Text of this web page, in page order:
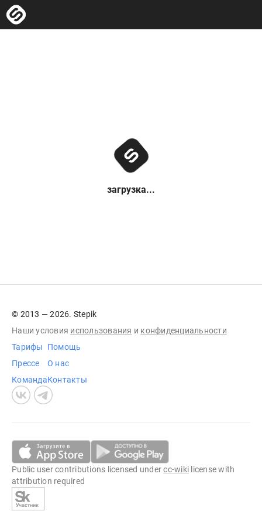
загрузка...
© 2013 — 2026. Stepik
Наши условия использования и конфиденциальности
Тарифы
Прессе
Команда
Помощь
О нас
Контакты
Public user contributions licensed undercc-wiki license with
attribution required